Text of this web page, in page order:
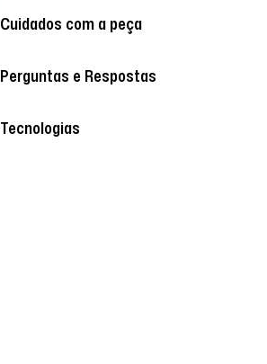
Cuidados com a peça
Perguntas e Respostas
Tecnologias